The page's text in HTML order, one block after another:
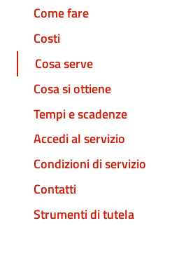
Come fare
Costi
Cosa serve
Cosa si ottiene
Tempi e scadenze
Accedi al servizio
Condizioni di servizio
Contatti
Strumenti di tutela